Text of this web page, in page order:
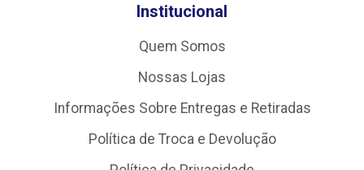
Institucional
Quem Somos
Nossas Lojas
Informações Sobre Entregas e Retiradas
Política de Troca e Devolução